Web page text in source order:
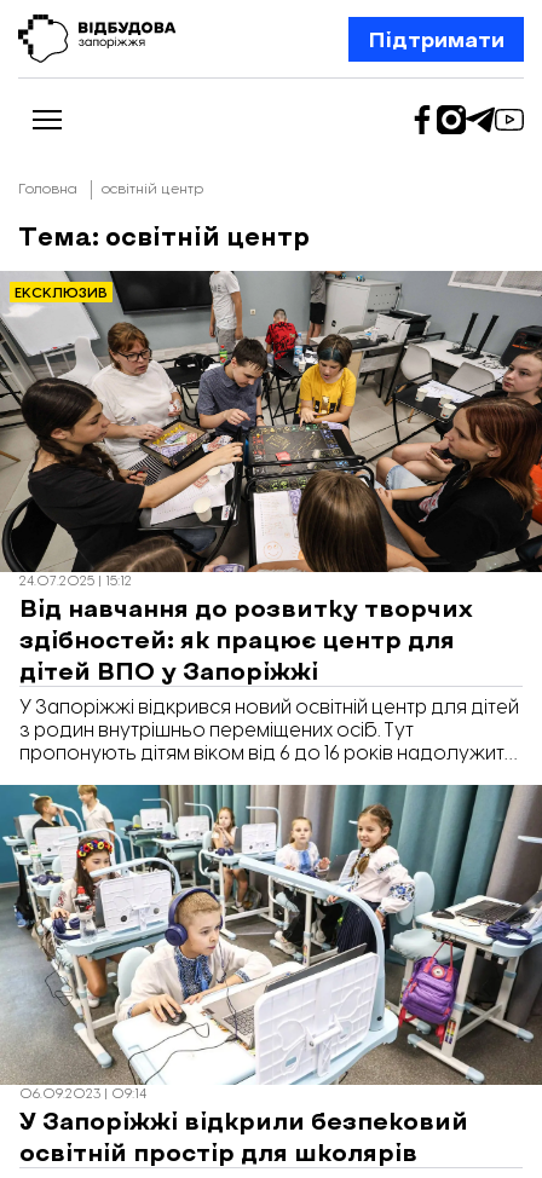
Підтримати
Новини
Відбудова Запоріжжя
Ексклюзив
Бізнес
Шлях додому
Відбудова. Життя
Колонки
Про нас
Редакційна політика
Головна освітній центр
Тема: освітній центр
ЕКСКЛЮЗИВ
24.07.2025 | 15:12
Від навчання до розвитку творчих
здібностей: як працює центр для
дітей ВПО у Запоріжжі
У Запоріжжі відкрився новий освітній центр для дітей
з родин внутрішньо переміщених осіб. Тут
пропонують дітям віком від 6 до 16 років надолужити
долучитися до цікавих майстер-класів, творчих та
розважальних заходів. Заняття проводяться
безоплатно, що є важливим для родин, які не
можуть дозволити собі платні школи та дитячі садки.
Як працює центр і які послуги в ньому можна
отримати - читайте у репортажі «Відбудови.
Запоріжжя».
06.09.2023 | 09:14
У Запоріжжі відкрили безпековий
освітній простір для школярів